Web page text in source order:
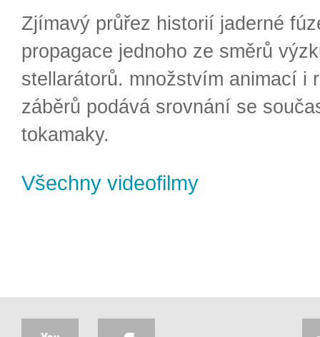
Zjímavý průřez historií jaderné
propagace jednoho ze směrů
stellarátorů. množstvím animací i
záběrů podává srovnání se
tokamaky.
Všechny videofilmy